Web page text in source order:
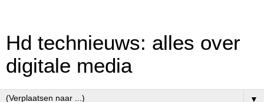
Hd technieuws: alles over
digitale media
▼